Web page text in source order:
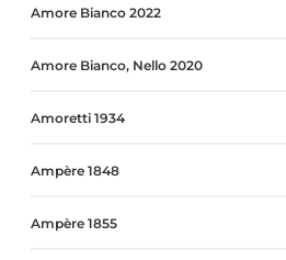
Amore Bianco 2022
Amore Bianco, Nello 2020
Amoretti 1934
Ampère 1848
Ampère 1855